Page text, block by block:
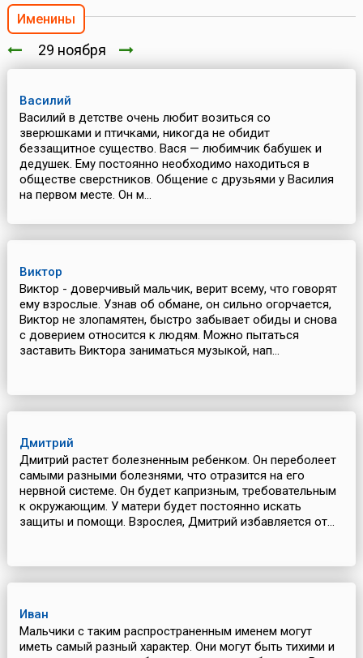
Именины
29 ноября
Василий
Василий в детстве очень любит возиться со
зверюшками и птичками, никогда не обидит
беззащитное существо. Вася — любимчик бабушек и
дедушек. Ему постоянно необходимо находиться в
обществе сверстников. Общение с друзьями у Василия
на первом месте. Он м...
Виктор
Виктор - доверчивый мальчик, верит всему, что говорят
ему взрослые. Узнав об обмане, он сильно огорчается,
Виктор не злопамятен, быстро забывает обиды и снова
с доверием относится к людям. Можно пытаться
заставить Виктора заниматься музыкой, нап...
Дмитрий
Дмитрий растет болезненным ребенком. Он переболеет
самыми разными болезнями, что отразится на его
нервной системе. Он будет капризным, требовательным
к окружающим. У матери будет постоянно искать
защиты и помощи. Взрослея, Дмитрий избавляется от...
Иван
Мальчики с таким распространенным именем могут
иметь самый разный характер. Они могут быть тихими и